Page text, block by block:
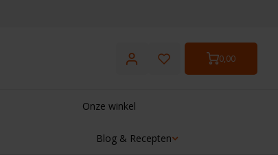
0,00
Onze winkel
Blog & Recepten